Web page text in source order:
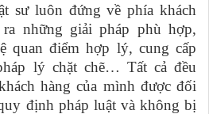
sư luôn đứng về phía khách
những giải pháp phù hợp,
quan điểm hợp lý, cung cấp
lý chặt chẽ… Tất cả đều
hàng của mình được đối
định pháp luật và không bị